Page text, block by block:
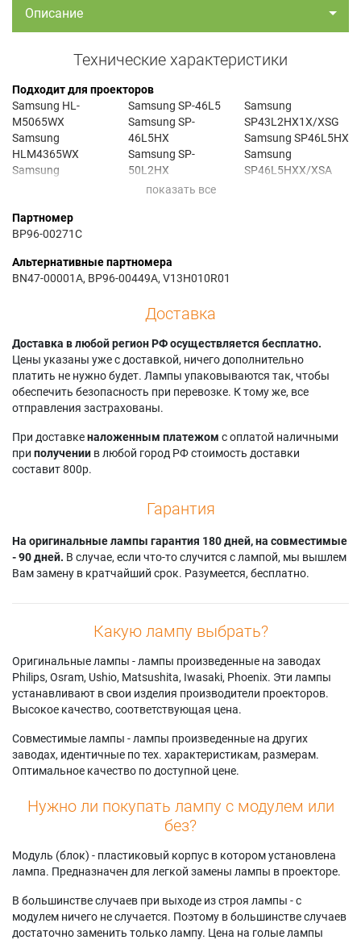
Описание
Технические характеристики
Подходит для проекторов
Samsung HL-
M5065WX
Samsung
HLM4365WX
Samsung
HLM5065WX
Samsung
Samsung SP-
43L2H1X
Samsung SP-46L5
Samsung SP-
46L5HX
Samsung SP-
50L2HX
Samsung SP-
61L2HX
Samsung
Samsung
SP43L2HX1X/XSG
Samsung SP46L5HX
Samsung
SP46L5HXX/XSA
Партномер
BP96-00271C
Альтернативные партномера
BN47-00001A, BP96-00449A, V13H010R01
Доставка
Доставка в любой регион РФ осуществляется бесплатно.
Цены указаны уже с доставкой, ничего дополнительно
платить не нужно будет. Лампы упаковываются так, чтобы
обеспечить безопасность при перевозке. К тому же, все
отправления застрахованы.
При доставкеналоженным платежом с оплатой наличными
при получении в любой город РФ стоимость доставки
составит 800р.
Гарантия
На оригинальные лампы гарантия 180 дней, на совместимые
- 90 дней. В случае, если что-то случится с лампой, мы вышлем
Вам замену в кратчайший срок. Разумеется, бесплатно.
Какую лампу выбрать?
Оригинальные лампы - лампы произведенные на заводах
Philips, Osram, Ushio, Matsushita, Iwasaki, Phoenix. Эти лампы
устанавливают в свои изделия производители проекторов.
Высокое качество, соответствующая цена.
Совместимые лампы - лампы произведенные на других
заводах, идентичные по тех. характеристикам, размерам.
Оптимальное качество по доступной цене.
Нужно ли покупать лампу с модулем или
без?
Модуль (блок) - пластиковый корпус в котором установлена
лампа. Предназначен для легкой замены лампы в проекторе.
В большинстве случаев при выходе из строя лампы - с
модулем ничего не случается. Поэтому в большинстве случаев
достаточно заменить только лампу. Цена на голые лампы